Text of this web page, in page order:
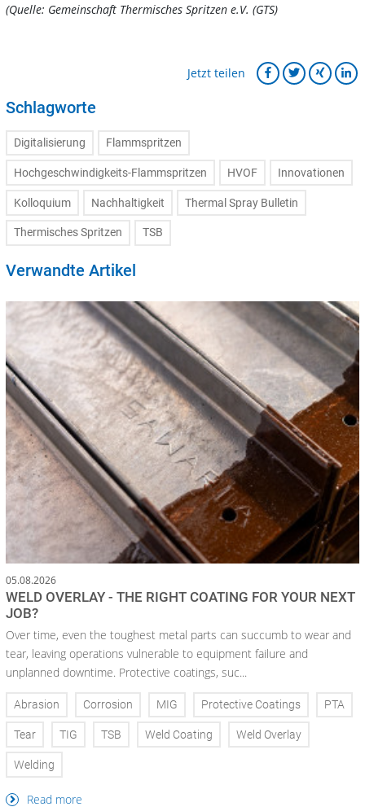
(Quelle: Gemeinschaft Thermisches Spritzen e.V. (GTS)
Jetzt teilen
Schlagworte
Digitalisierung Flammspritzen
Hochgeschwindigkeits-Flammspritzen HVOF Innovationen
Kolloquium Nachhaltigkeit Thermal Spray Bulletin
Thermisches Spritzen TSB
Verwandte Artikel
05.08.2026
WELD OVERLAY - THE RIGHT COATING FOR YOUR NEXT
JOB?
Over time, even the toughest metal parts can succumb to wear and
tear, leaving operations vulnerable to equipment failure and
unplanned downtime. Protective coatings, suc...
Abrasion Corrosion MIG Protective Coatings PTA
Tear TIG TSB Weld Coating Weld Overlay
Welding
Read more